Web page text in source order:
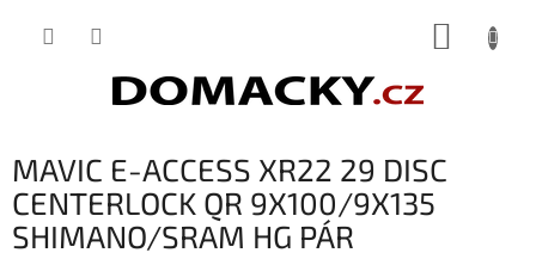
MAVIC E-ACCESS XR22 29 DISC
CENTERLOCK QR 9X100/9X135
SHIMANO/SRAM HG PÁR